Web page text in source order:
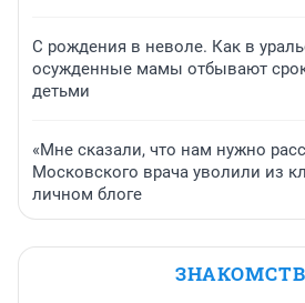
С рождения в неволе. Как в
осужденные мамы отбывают
детьми
«Мне сказали, что нам нужно
Московского врача уволили из
личном блоге